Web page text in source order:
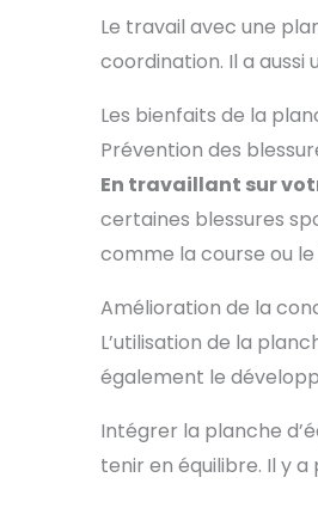
Le travail avec une
coordination. Il a
Les bienfaits de la
Prévention des
En travaillant sur
certaines blessures
comme la course ou
Amélioration de la
L’utilisation de la
également le
Intégrer la planche
tenir en équilibre. Il y